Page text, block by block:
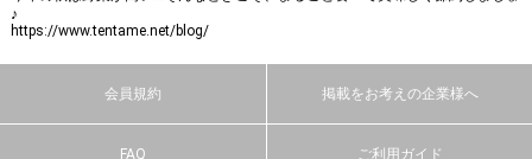
♪
https://www.tentame.net/blog/
会員規約 掲載をお考えの企業様へ
FAQ ご利用ガイド